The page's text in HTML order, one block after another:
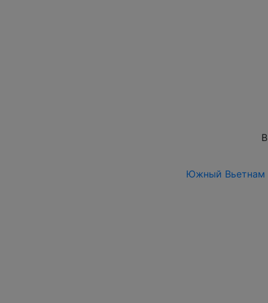
Южный Вьетнам